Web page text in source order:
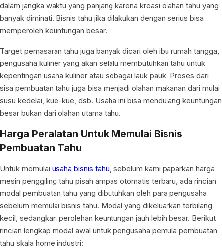
dalam jangka waktu yang panjang karena kreasi olahan tahu yang
banyak diminati. Bisnis tahu jika dilakukan dengan serius bisa
memperoleh keuntungan besar.
Target pemasaran tahu juga banyak dicari oleh ibu rumah tangga,
pengusaha kuliner yang akan selalu membutuhkan tahu untuk
kepentingan usaha kuliner atau sebagai lauk pauk. Proses dari
sisa pembuatan tahu juga bisa menjadi olahan makanan dari mulai
susu kedelai, kue-kue, dsb. Usaha ini bisa mendulang keuntungan
besar bukan dari olahan utama tahu.
Harga Peralatan Untuk Memulai Bisnis
Pembuatan Tahu
Untuk memulai usaha bisnis tahu, sebelum kami paparkan harga
mesin penggiling tahu pisah ampas otomatis terbaru, ada rincian
modal pembuatan tahu yang dibutuhkan oleh para pengusaha
sebelum memulai bisnis tahu. Modal yang dikeluarkan terbilang
kecil, sedangkan perolehan keuntungan jauh lebih besar. Berikut
rincian lengkap modal awal untuk pengusaha pemula pembuatan
tahu skala home industri: